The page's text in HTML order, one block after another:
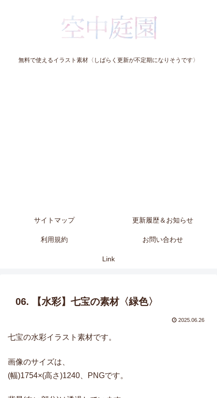
無料で使えるイラスト素材〈しばらく更新が不定期になりそうです〉
サイトマップ 更新履歴＆お知らせ
利用規約 お問い合わせ
Link
06. 【水彩】七宝の素材〈緑色〉
2025.06.26
七宝の水彩イラスト素材です。
画像のサイズは、
(幅)1754×(高さ)1240、PNGです。